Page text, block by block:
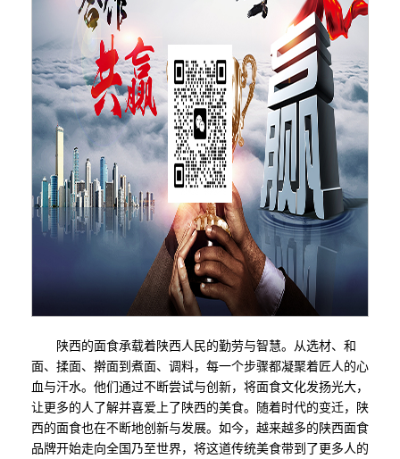
陕西的面食承载着陕西人民的勤劳与智慧。从选材、和
面、揉面、擀面到煮面、调料，每一个步骤都凝聚着匠人的心
血与汗水。他们通过不断尝试与创新，将面食文化发扬光大，
让更多的人了解并喜爱上了陕西的美食。随着时代的变迁，陕
西的面食也在不断地创新与发展。如今，越来越多的陕西面食
品牌开始走向全国乃至世界，将这道传统美食带到了更多人的